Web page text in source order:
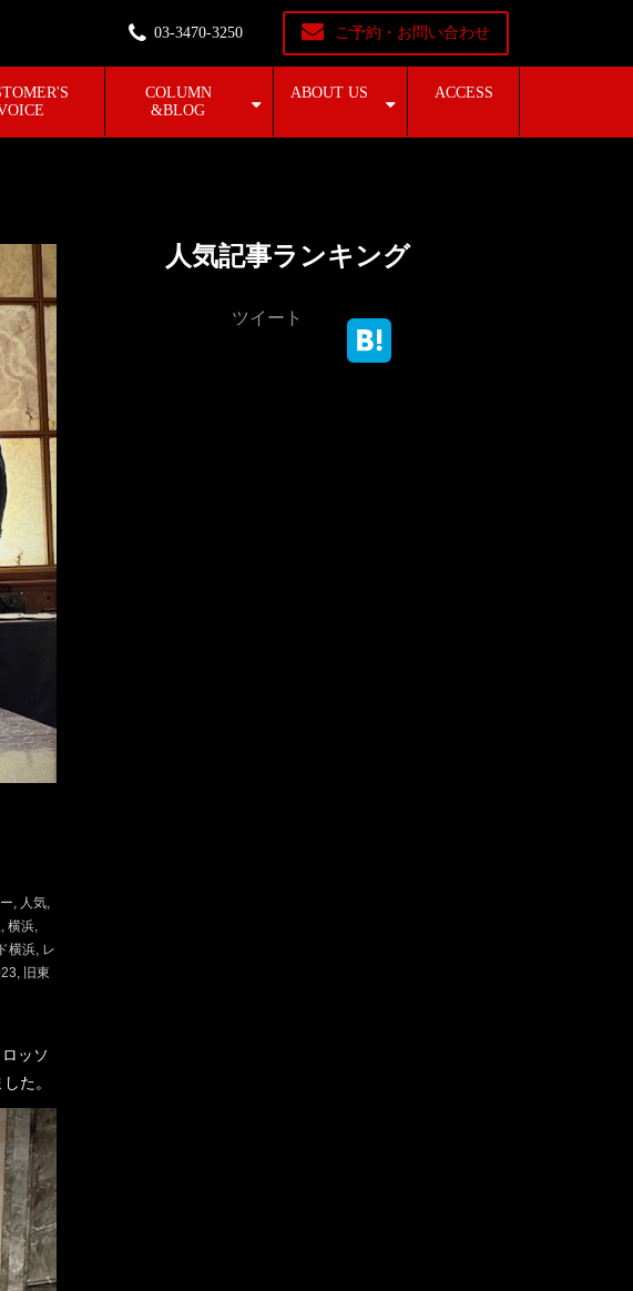
03-3470-3250 ご予約・お問い合わせ
COLUMN
&BLOG
ABOUT US ACCESS
人気
横浜
横浜 レ
旧東
ッソ
た。
人気記事ランキング
ツイート